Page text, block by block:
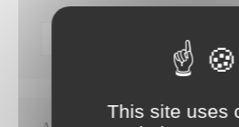
This site uses